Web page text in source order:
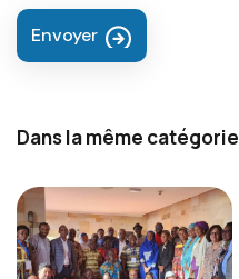
Envoyer
Dans la même catégorie